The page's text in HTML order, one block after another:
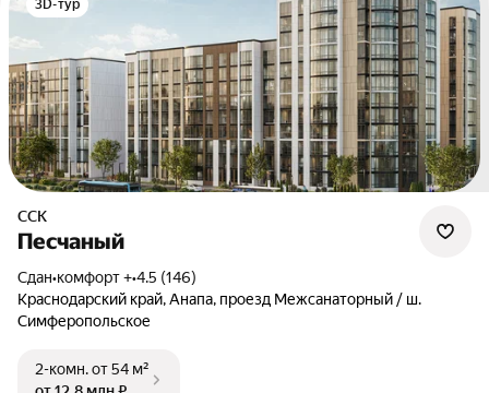
3D-тур
ССК
Песчаный
Сдан•комфорт +•4.5 (146)
Краснодарский край, Анапа, проезд Межсанаторный / ш.
Симферопольское
2-комн.от 54 м²